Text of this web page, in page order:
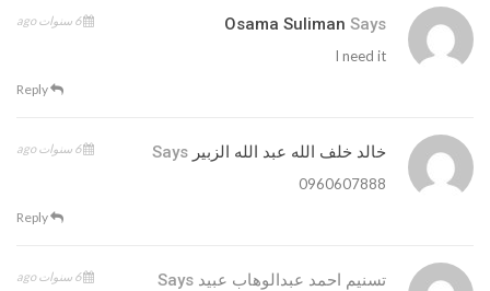
Osama Suliman Says 6 سنوات ago
I need it
خالد خلف الله عبد الله الزبير Says 6 سنوات ago
0960607888
تسنيم احمد عبدالوهاب عبيد Says 6 سنوات ago